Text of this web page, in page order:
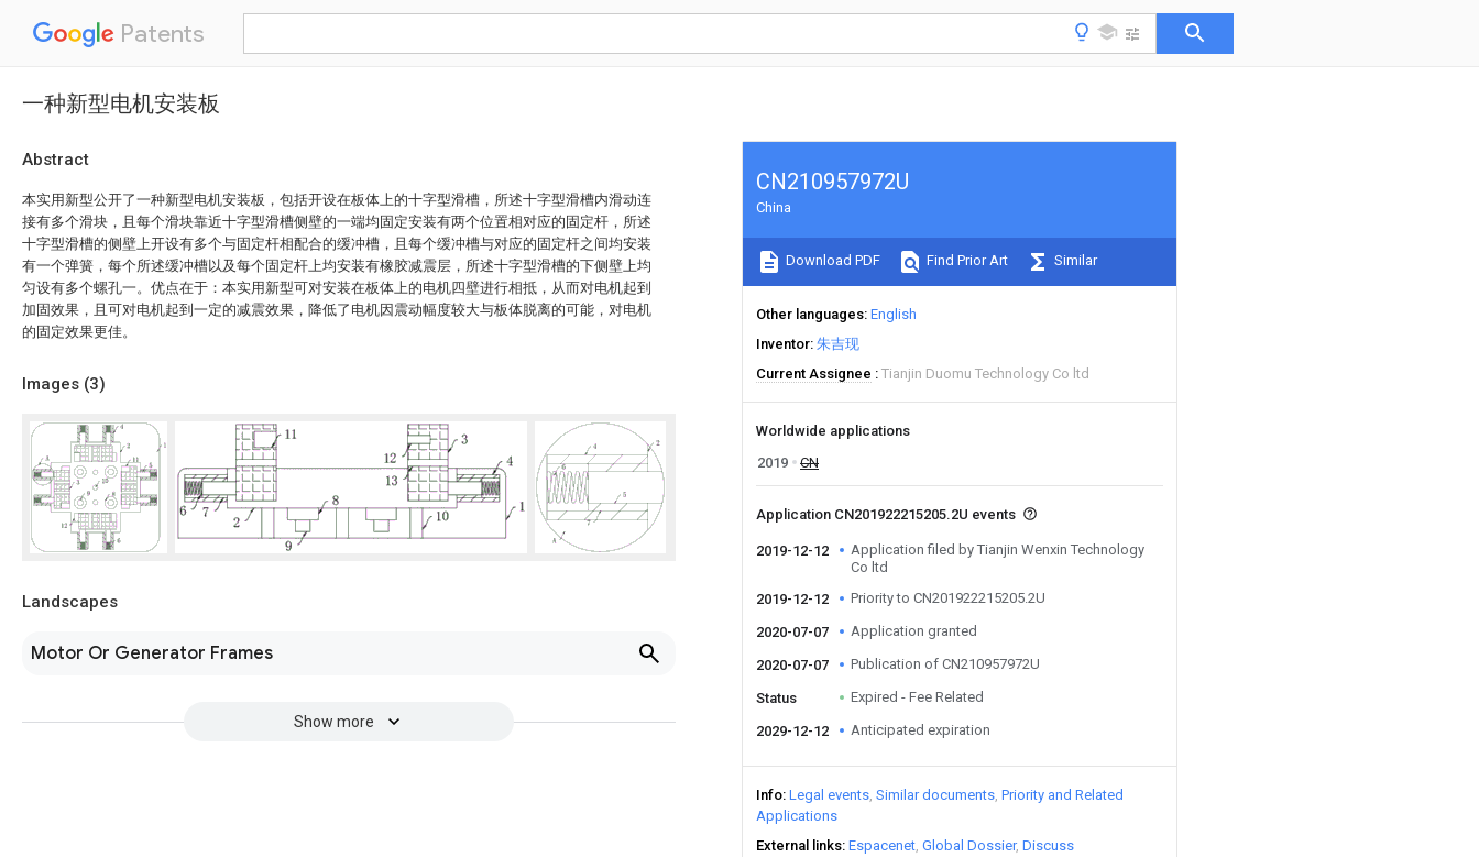
Patents
一种新型电机安装板
Abstract
本实用新型公开了一种新型电机安装板，包括开设在板体上的十字型滑槽，所述十字型滑槽内滑动连
接有多个滑块，且每个滑块靠近十字型滑槽侧壁的一端均固定安装有两个位置相对应的固定杆，所述
十字型滑槽的侧壁上开设有多个与固定杆相配合的缓冲槽，且每个缓冲槽与对应的固定杆之间均安装
有一个弹簧，每个所述缓冲槽以及每个固定杆上均安装有橡胶减震层，所述十字型滑槽的下侧壁上均
匀设有多个螺孔一。优点在于：本实用新型可对安装在板体上的电机四壁进行相抵，从而对电机起到
加固效果，且可对电机起到一定的减震效果，降低了电机因震动幅度较大与板体脱离的可能，对电机
的固定效果更佳。
Images (3)
Landscapes
Motor Or Generator Frames
Show more
CN210957972U
China
Download PDF Find Prior Art Similar
Other languages English
Inventor 朱吉现
Current Assignee
Tianjin Duomu Technology Co ltd
Worldwide applications
2019
CN
Application CN201922215205.2U events
2019-12-12
Application filed by Tianjin Wenxin Technology
Co ltd
2019-12-12
Priority to CN201922215205.2U
2020-07-07 Application granted
2020-07-07 Publication of CN210957972U
Status Expired - Fee Related
2029-12-12 Anticipated expiration
Info Legal events Similar documents Priority and Related
Applications
External links Espacenet Global Dossier Discuss